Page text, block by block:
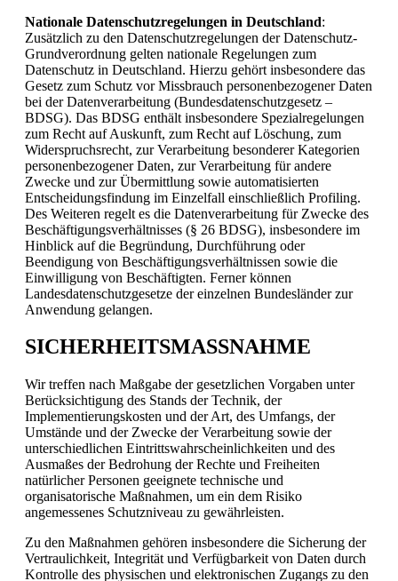
Nationale Datenschutzregelungen in Deutschland:
Zusätzlich zu den Datenschutzregelungen der Datenschutz-
Grundverordnung gelten nationale Regelungen zum
Datenschutz in Deutschland. Hierzu gehört insbesondere das
Gesetz zum Schutz vor Missbrauch personenbezogener Daten
bei der Datenverarbeitung (Bundesdatenschutzgesetz –
BDSG). Das BDSG enthält insbesondere Spezialregelungen
zum Recht auf Auskunft, zum Recht auf Löschung, zum
Widerspruchsrecht, zur Verarbeitung besonderer Kategorien
personenbezogener Daten, zur Verarbeitung für andere
Zwecke und zur Übermittlung sowie automatisierten
Entscheidungsfindung im Einzelfall einschließlich Profiling.
Des Weiteren regelt es die Datenverarbeitung für Zwecke des
Beschäftigungsverhältnisses (§ 26 BDSG), insbesondere im
Hinblick auf die Begründung, Durchführung oder
Beendigung von Beschäftigungsverhältnissen sowie die
Einwilligung von Beschäftigten. Ferner können
Landesdatenschutzgesetze der einzelnen Bundesländer zur
Anwendung gelangen.
SICHERHEITSMASSNAHME
Wir treffen nach Maßgabe der gesetzlichen Vorgaben unter
Berücksichtigung des Stands der Technik, der
Implementierungskosten und der Art, des Umfangs, der
Umstände und der Zwecke der Verarbeitung sowie der
unterschiedlichen Eintrittswahrscheinlichkeiten und des
Ausmaßes der Bedrohung der Rechte und Freiheiten
natürlicher Personen geeignete technische und
organisatorische Maßnahmen, um ein dem Risiko
angemessenes Schutzniveau zu gewährleisten.
Zu den Maßnahmen gehören insbesondere die Sicherung der
Vertraulichkeit, Integrität und Verfügbarkeit von Daten durch
Kontrolle des physischen und elektronischen Zugangs zu den